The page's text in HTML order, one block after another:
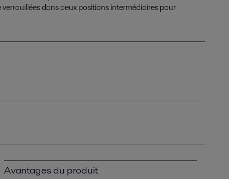
dans deux positions intermédiaires pour
Avantages du produit